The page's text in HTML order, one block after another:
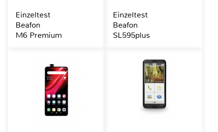
Einzeltest
Beafon
M6 Premium
Einzeltest
Beafon
SL595plus